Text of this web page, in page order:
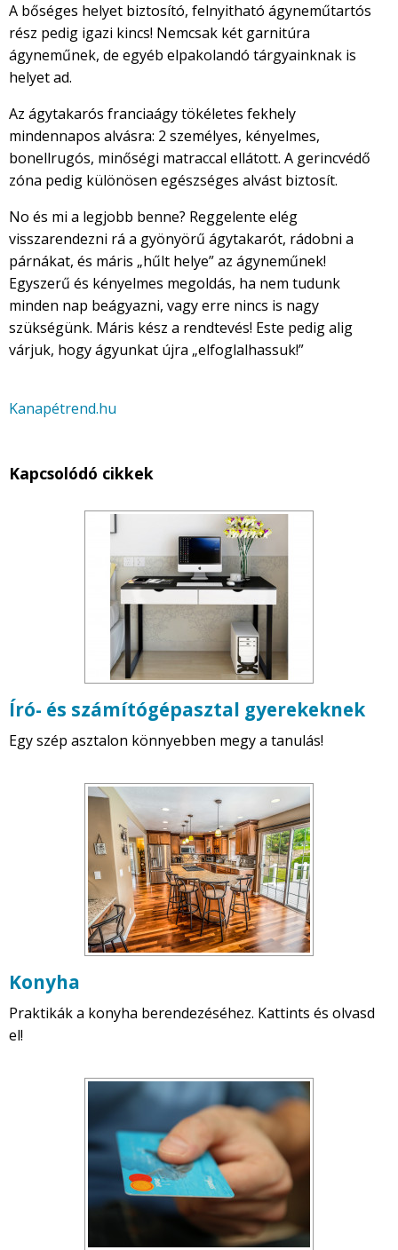
A bőséges helyet biztosító, felnyitható ágyneműtartós
rész pedig igazi kincs! Nemcsak két garnitúra
ágyneműnek, de egyéb elpakolandó tárgyainknak is
helyet ad.
Az ágytakarós franciaágy tökéletes fekhely
mindennapos alvásra: 2 személyes, kényelmes,
bonellrugós, minőségi matraccal ellátott. A gerincvédő
zóna pedig különösen egészséges alvást biztosít.
No és mi a legjobb benne? Reggelente elég
visszarendezni rá a gyönyörű ágytakarót, rádobni a
párnákat, és máris „hűlt helye” az ágyneműnek!
Egyszerű és kényelmes megoldás, ha nem tudunk
minden nap beágyazni, vagy erre nincs is nagy
szükségünk. Máris kész a rendtevés! Este pedig alig
várjuk, hogy ágyunkat újra „elfoglalhassuk!”
Kanapétrend.hu
Kapcsolódó cikkek
Író- és számítógépasztal gyerekeknek
Egy szép asztalon könnyebben megy a tanulás!
Konyha
Praktikák a konyha berendezéséhez. Kattints és olvasd
el!